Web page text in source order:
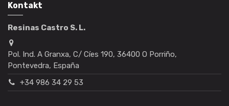
Kontakt
Resinas Castro S. L.
Pol. Ind. A Granxa, C/ Cíes 190, 36400 O Porriño,
Pontevedra, España
+34 986 34 29 53